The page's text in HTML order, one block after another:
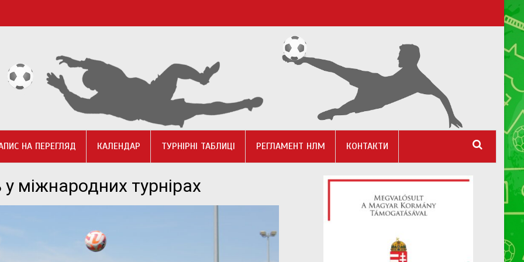
НА ПЕРЕГЛЯД КАЛЕНДАР ТУРНІРНІ ТАБЛИЦІ РЕГЛАМЕНТ НЛМ КОНТАКТИ
міжнародних турнірах